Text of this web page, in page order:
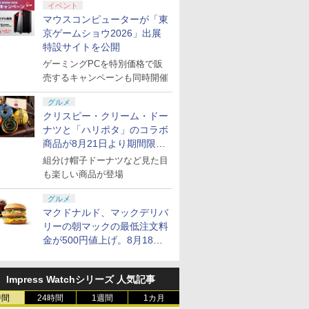
イベント
マウスコンピューターが「東
京ゲームショウ2026」出展
特設サイトを公開
ゲーミングPCを特別価格で販
売するキャンペーンも同時開催
グルメ
クリスピー・クリーム・ドー
ナツと「ハリポタ」のコラボ
商品が8月21日より期間限定
で発売
組分け帽子ドーナツなど見た目
も楽しい商品が登場
グルメ
マクドナルド、マックデリバ
リーの朝マックの最低注文料
金が500円値上げ。8月18日
Impress Watchシリーズ 人気記事
24時間 1週間 1カ月